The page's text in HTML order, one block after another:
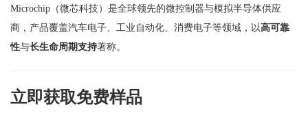
Microchip（微芯科技）是全球领先的微控制器与模拟半导体供应
商，产品覆盖汽车电子、工业自动化、消费电子等领域，以高可靠
性与长生命周期支持著称。
立即获取免费样品